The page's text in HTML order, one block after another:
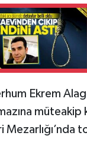
Ekrem
müteakip
Mezarlığı’nda